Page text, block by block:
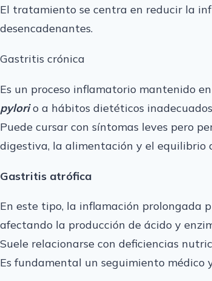
El tratamiento se centra en reducir la
desencadenantes.
Gastritis crónica
Es un proceso inflamatorio mantenido
pylorio a hábitos dietéticos
Puede cursar con síntomas leves pero
digestiva, la alimentación y el equilibrio
Gastritis atrófica
En este tipo, la inflamación prolongada
afectando la producción de ácido y
Suele relacionarse con deficiencias
Es fundamental un seguimiento